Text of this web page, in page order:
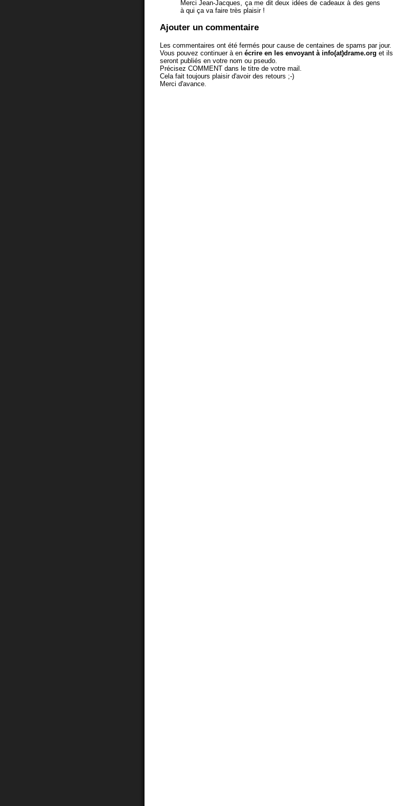
Merci Jean-Jacques, ça me dit deux idées de cadeaux à des gens
à qui ça va faire très plaisir !
Ajouter un commentaire
Les commentaires ont été fermés pour cause de centaines de spams par jour.
Vous pouvez continuer à en écrire en les envoyant à info(at)drame.org et ils
seront publiés en votre nom ou pseudo.
Précisez COMMENT dans le titre de votre mail.
Cela fait toujours plaisir d'avoir des retours ;-)
Merci d'avance.